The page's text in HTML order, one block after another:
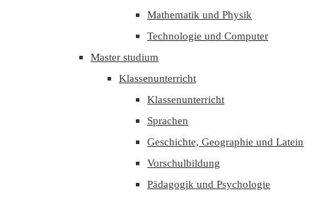
Mathematik und Physik
Technologie und Computer
Master studium
Klassenunterricht
Klassenunterricht
Sprachen
Geschichte, Geographie und Latein
Vorschulbildung
Pädagogik und Psychologie